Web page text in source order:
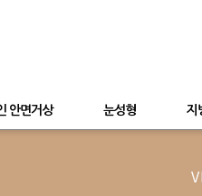
안면거상 눈성형 지